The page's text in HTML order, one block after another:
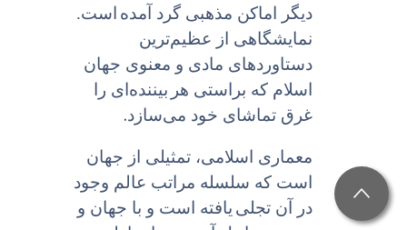
دیگر اماکن مذهبى گرد آمده است.
نمایشگاهى از عظیم‌ترین
دستاوردهای مادى و معنوى جهان
اسلام که براستى هر بیننده‌اى را
غرق تماشاى خود می‌سازد.
معماری اسلامی، تمثیلى از جهان
است که سلسله مراتب عالم وجود
در آن تجلى یافته است و با جهان و